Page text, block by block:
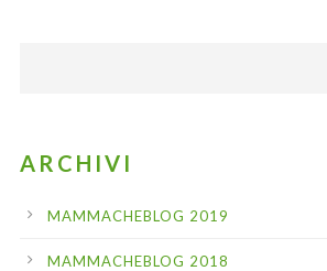
ARCHIVI
MAMMACHEBLOG 2019
MAMMACHEBLOG 2018